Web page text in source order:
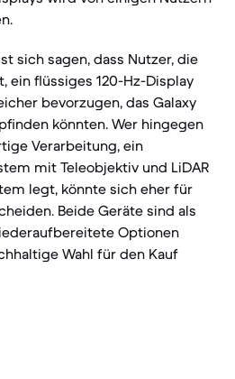
sich sagen, dass Nutzer, die
ein flüssiges 120-Hz-Display
bevorzugen, das Galaxy
könnten. Wer hingegen
Verarbeitung, ein
mit Teleobjektiv und LiDAR
legt, könnte sich eher für
Beide Geräte sind als
Optionen
Wahl für den Kauf